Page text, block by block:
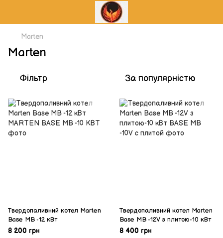
Marten
Marten
Фільтр За популярністю
Твердопаливний котел Marten
Base MB -12 кВт
8 200 грн
Твердопаливний котел Marten
Base MB -12V з плитою-10 кВт
8 400 грн